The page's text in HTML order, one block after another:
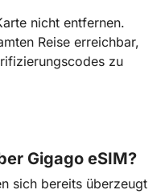
nicht entfernen.
Reise erreichbar,
zu
Gigago eSIM?
sich bereits überzeugt